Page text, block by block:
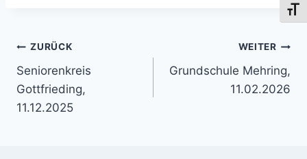
Beitragsnavigation
ZURÜCK
Seniorenkreis
Gottfrieding,
11.12.2025
WEITER
Grundschule Mehring,
11.02.2026